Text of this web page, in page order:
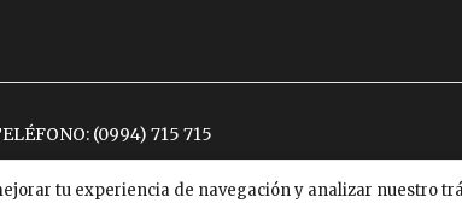
tu experiencia de navegación y analizar nuestro
(0994) 715 715